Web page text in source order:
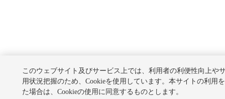
このウェブサイト及びサービス上では、利用者の利便性向上や
用状況把握のため、Cookieを使用しています。本サイトの利用
た場合は、Cookieの使用に同意するものとします。